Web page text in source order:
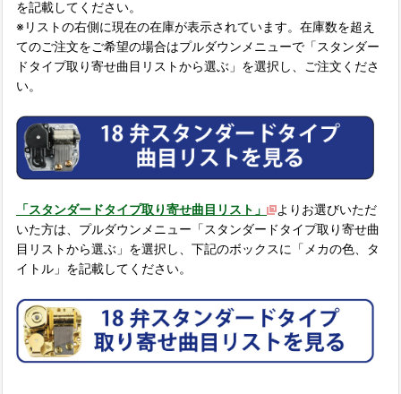
を記載してください。
※リストの右側に現在の在庫が表示されています。在庫数を超え
てのご注文をご希望の場合はプルダウンメニューで「スタンダー
ドタイプ取り寄せ曲目リストから選ぶ」を選択し、ご注文くださ
い。
「スタンダードタイプ取り寄せ曲目リスト」
よりお選びいただ
いた方は、プルダウンメニュー「スタンダードタイプ取り寄せ曲
目リストから選ぶ」を選択し、下記のボックスに「メカの色、タ
イトル」を記載してください。